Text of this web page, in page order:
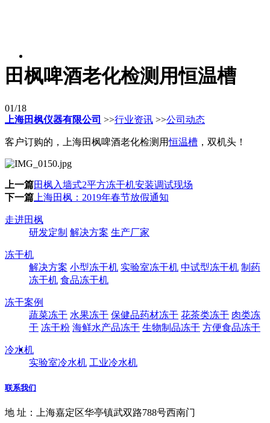
田枫啤酒老化检测用恒温槽
01/18
上海田枫仪器有限公司 >>行业资讯 >>公司动态
客户订购的，上海田枫啤酒老化检测用恒温槽 ，双机头！
上一篇田枫入墙式2平方冻干机安装调试现场
下一篇 上海田枫：2019年春节放假通知
走进田枫
研发定制 解决方案 生产厂家
冻干机
解决方案 小型冻干机 实验室冻干机 中试型冻干机 制药
冻干机 食品冻干机
冻干案例
蔬菜冻干 水果冻干 保健品药材冻干 花茶类冻干 肉类冻
干 冻干粉 海鲜水产品冻干 生物制品冻干 方便食品冻干
冷水机
实验室冷水机 工业冷水机
联系我们
地 址：上海嘉定区华亭镇武双路788号西南门